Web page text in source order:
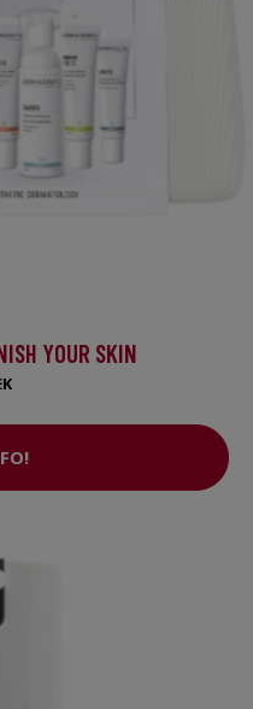
YOUR SKIN